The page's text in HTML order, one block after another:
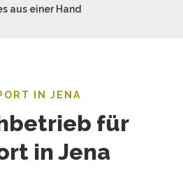
aus einer Hand
IN JENA
für
in Jena